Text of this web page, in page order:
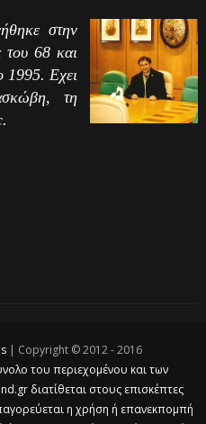
στην
68 και
1995. Εχει
τη
| Copyright © 2012 - 2016
του περιεχομένου και των
διατίθεται στους επισκέπτες
η χρήση ή επανεκπομπή